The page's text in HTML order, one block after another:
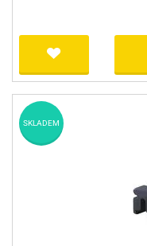
SKLADEM